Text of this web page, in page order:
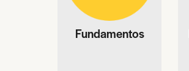
Fundamentos